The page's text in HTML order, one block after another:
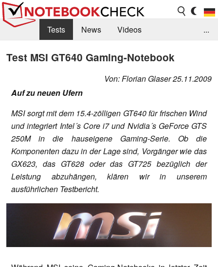
Tests News
Videos
Forum
...
Test MSI GT640 Gaming-Notebook
Von: Florian Glaser 25.11.2009
Auf zu neuen Ufern
MSI sorgt mit dem 15.4-zölligen GT640 für frischen Wind
und integriert Intel´s Core i7 und Nvidia´s GeForce GTS
250M in die hauseigene Gaming-Serie. Ob die
Komponenten dazu in der Lage sind, Vorgänger wie das
GX623, das GT628 oder das GT725 bezüglich der
Leistung abzuhängen, klären wir in unserem
ausführlichen Testbericht.